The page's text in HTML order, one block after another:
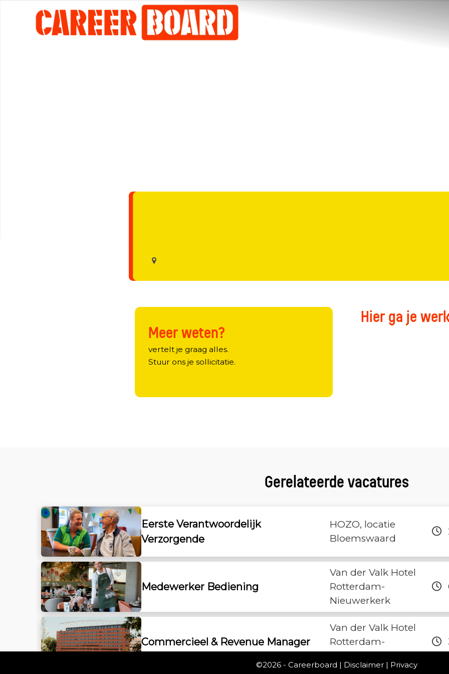
Meer weten?
vertelt je graag alles.
Stuur ons je sollicitatie.
Hier ga je
Gerelateerde vacatures
Eerste Verantwoordelijk
Verzorgende
HOZO, locatie
Bloemswaard
Medewerker Bediening
Van der Valk Hotel
Rotterdam-
Nieuwerkerk
Commercieel & Revenue Manager
Van der Valk Hotel
Rotterdam-
©2026 - Careerboard | Disclaimer | Privacy